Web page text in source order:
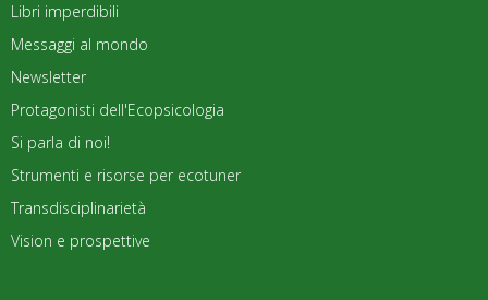
Libri imperdibili
Messaggi al mondo
Newsletter
Protagonisti dell'Ecopsicologia
Si parla di noi!
Strumenti e risorse per ecotuner
Transdisciplinarietà
Vision e prospettive